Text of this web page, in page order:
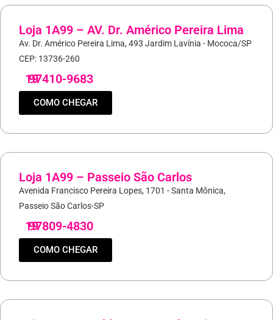
Loja 1A99 – AV. Dr. Américo Pereira Lima
Av. Dr. Américo Pereira Lima, 493 Jardim Lavínia - Mococa/SP
CEP: 13736-260
19
97410-9683
COMO CHEGAR
Loja 1A99 – Passeio São Carlos
Avenida Francisco Pereira Lopes, 1701 - Santa Mônica,
Passeio São Carlos-SP
19
97809-4830
COMO CHEGAR